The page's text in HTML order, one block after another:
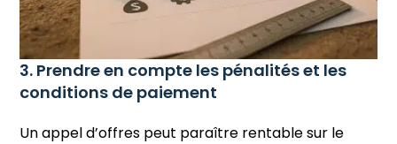
3. Prendre en compte les pénalités et les
conditions de paiement
Un appel d’offres peut paraître rentable sur le